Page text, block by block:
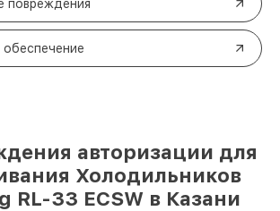
повреждения
авторизации для
Холодильников
RL-33 ECSW в Казани